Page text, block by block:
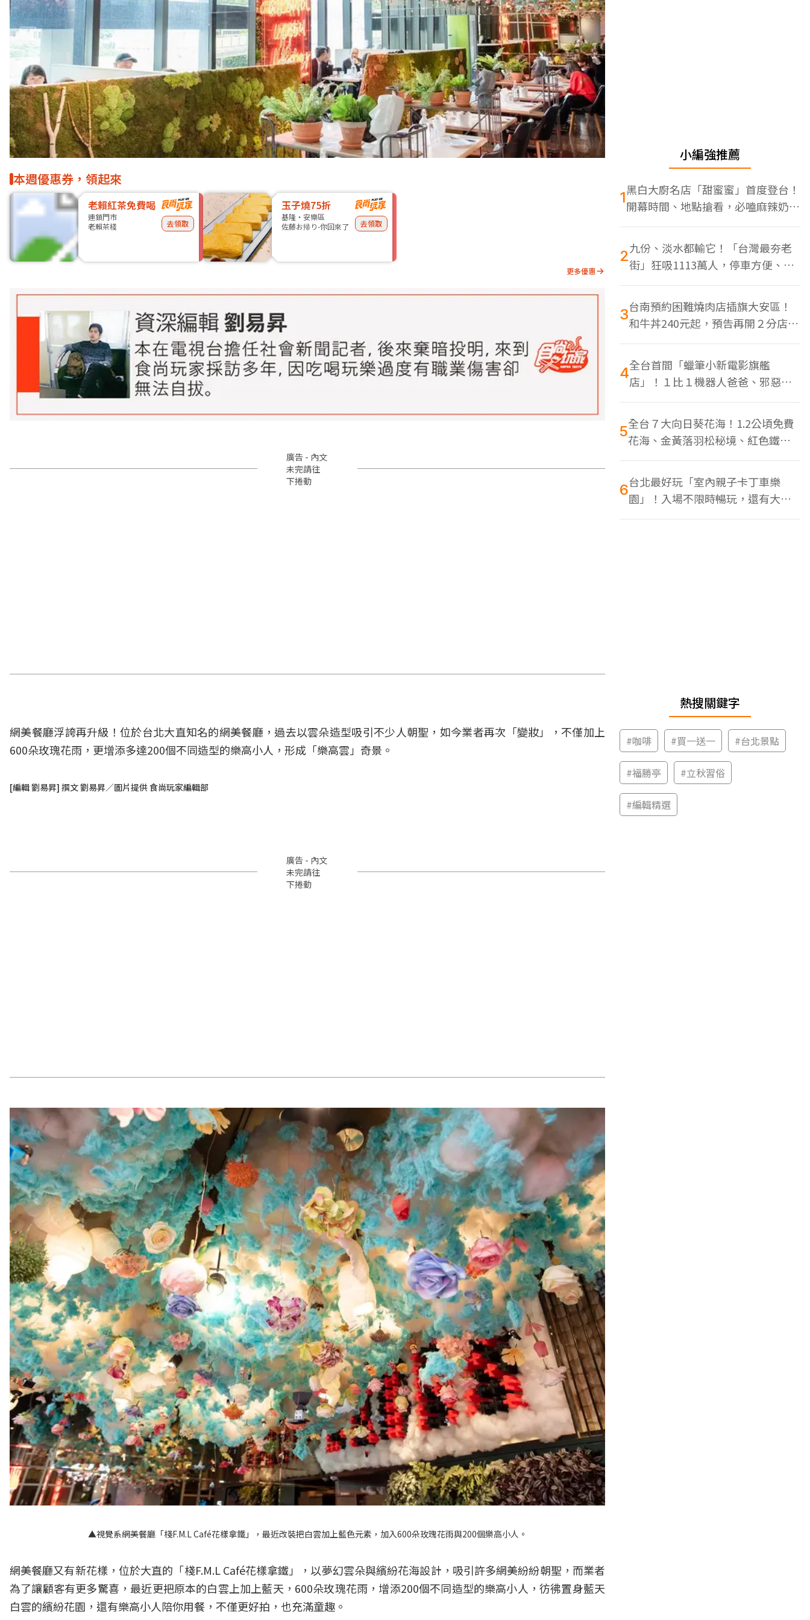
本週優惠券，領起來
老賴紅茶免費喝
連鎖門市
老賴茶棧
去領取
玉子燒75折
基隆・安樂區
佐藤お帰り-你回來了
去領取
更多優惠
廣告 - 內文
未完請往
下捲動
網美餐廳浮誇再升級！位於台北大直知名的網美餐廳，過去以雲朵造型吸引不少人朝聖，如今業者再次「變妝」，不僅加上
600朵玫瑰花雨，更增添多達200個不同造型的樂高小人，形成「樂高雲」奇景。
[編輯 劉易昇] 撰文 劉易昇／圖片提供 食尚玩家編輯部
廣告 - 內文
未完請往
下捲動
▲視覺系網美餐廳「棧F.M.L Café花樣拿鐵」，最近改裝把白雲加上藍色元素，加入600朵玫瑰花雨與200個樂高小人。
網美餐廳又有新花樣，位於大直的「棧F.M.L Café花樣拿鐵」，以夢幻雲朵與繽紛花海設計，吸引許多網美紛紛朝聖，而業者
為了讓顧客有更多驚喜，最近更把原本的白雲上加上藍天，600朵玫瑰花雨，增添200個不同造型的樂高小人，彷彿置身藍天
白雲的繽紛花園，還有樂高小人陪你用餐，不僅更好拍，也充滿童趣。
小編強推薦
1黑白大廚名店「甜蜜蜜」首度登台！
開幕時間、地點搶看，必嗑麻辣奶油
蝦
2九份、淡水都輸它！「台灣最夯老
街」狂吸1113萬人，停車方便、特
色美食多
3台南預約困難燒肉店插旗大安區！
和牛丼240元起，預告再開２分店、
地點曝光
4全台首間「蠟筆小新電影旗艦
店」！１比１機器人爸爸、邪惡正
男，百款周邊買翻
5全台７大向日葵花海！1.2公頃免費
花海、金黃落羽松秘境、紅色鐵橋
同框
6台北最好玩「室內親子卡丁車樂
園」！入場不限時暢玩，還有大螢
幕Switch遊戲區
熱搜關鍵字
#咖啡 #買一送一 #台北景點
#福勝亭 #立秋習俗
#編輯精選